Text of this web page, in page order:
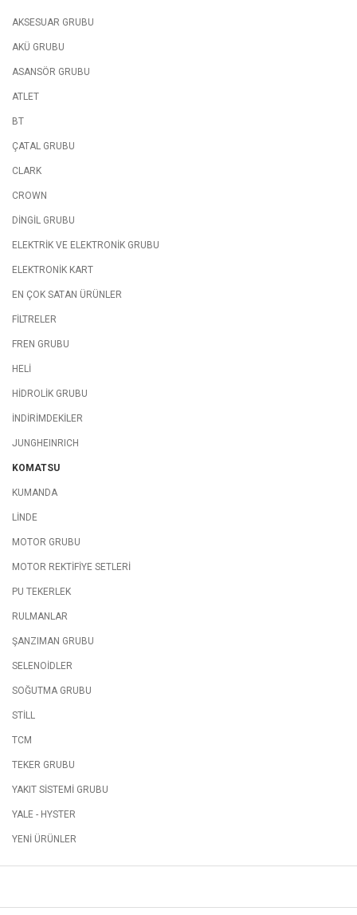
AKSESUAR GRUBU
AKÜ GRUBU
ASANSÖR GRUBU
ATLET
BT
ÇATAL GRUBU
CLARK
CROWN
DİNGİL GRUBU
ELEKTRİK VE ELEKTRONİK GRUBU
ELEKTRONİK KART
EN ÇOK SATAN ÜRÜNLER
FİLTRELER
FREN GRUBU
HELİ
HİDROLİK GRUBU
İNDİRİMDEKİLER
JUNGHEINRICH
KOMATSU
KUMANDA
LİNDE
MOTOR GRUBU
MOTOR REKTİFİYE SETLERİ
PU TEKERLEK
RULMANLAR
ŞANZIMAN GRUBU
SELENOİDLER
SOĞUTMA GRUBU
STİLL
TCM
TEKER GRUBU
YAKIT SİSTEMİ GRUBU
YALE - HYSTER
YENİ ÜRÜNLER